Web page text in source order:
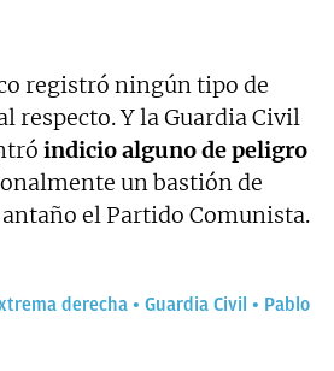
registró ningún tipo de
respecto. Y la Guardia Civil
indicio alguno de peligro
un bastión de
el Partido Comunista.
derecha Guardia Civil
Pablo